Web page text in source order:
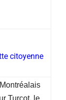
citoyenne
Turcot, le